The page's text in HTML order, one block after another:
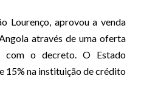
Lourenço, aprovou a venda
através de uma oferta
com o decreto. O Estado
15% na instituição de crédito